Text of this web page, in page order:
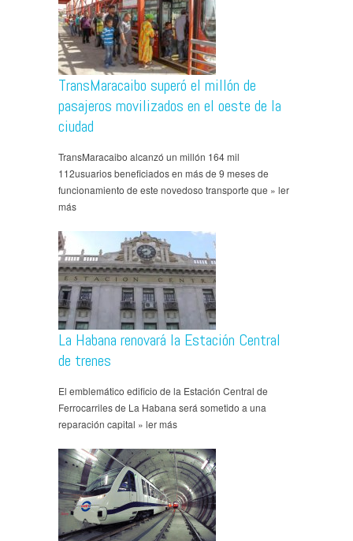
TransMaracaibo superó el millón de
pasajeros movilizados en el oeste de la
ciudad
TransMaracaibo alcanzó un millón 164 mil
112usuarios beneficiados en más de 9 meses de
funcionamiento de este novedoso transporte que » ler
más
La Habana renovará la Estación Central
de trenes
El emblemático edificio de la Estación Central de
Ferrocarriles de La Habana será sometido a una
reparación capital » ler más